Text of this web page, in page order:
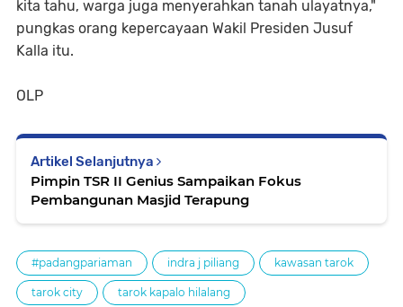
kita tahu, warga juga menyerahkan tanah ulayatnya,"
pungkas orang kepercayaan Wakil Presiden Jusuf
Kalla itu.
OLP
Artikel Selanjutnya
Pimpin TSR II Genius Sampaikan Fokus
Pembangunan Masjid Terapung
#padangpariaman indra j piliang kawasan tarok
tarok city tarok kapalo hilalang